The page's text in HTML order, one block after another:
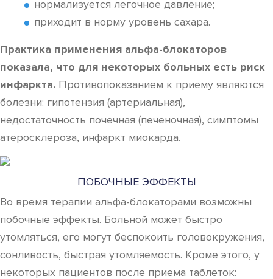
нормализуется легочное давление;
приходит в норму уровень сахара.
Практика применения альфа-блокаторов
показала, что для некоторых больных есть риск
инфаркта. Противопоказанием к приему являются
болезни: гипотензия (артериальная),
недостаточность почечная (печеночная), симптомы
атеросклероза, инфаркт миокарда.
ПОБОЧНЫЕ ЭФФЕКТЫ
Во время терапии альфа-блокаторами возможны
побочные эффекты. Больной может быстро
утомляться, его могут беспокоить головокружения,
сонливость, быстрая утомляемость. Кроме этого, у
некоторых пациентов после приема таблеток: